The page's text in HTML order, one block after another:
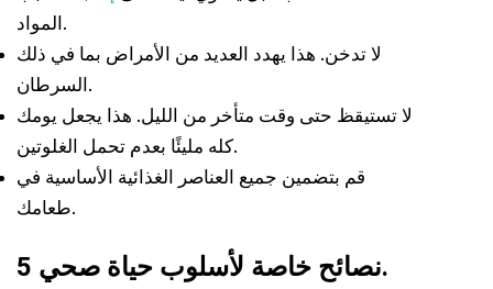
المواد.
لا تدخن. هذا يهدد العديد من الأمراض بما في ذلك
السرطان.
لا تستيقظ حتى وقت متأخر من الليل. هذا يجعل يومك
كله مليئًا بعدم تحمل الغلوتين.
قم بتضمين جميع العناصر الغذائية الأساسية في
طعامك.
5 نصائح خاصة لأسلوب حياة صحي.